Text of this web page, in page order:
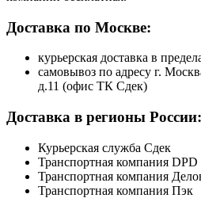
Доставка по Москве:
курьерская доставка в
самовывоз по адресу г.
д.11 (офис ТК Сдек)
Доставка в регионы России:
Курьерская служба Сдек
Транспортная компания DPD
Транспортная компания
Транспортная компания Пэк